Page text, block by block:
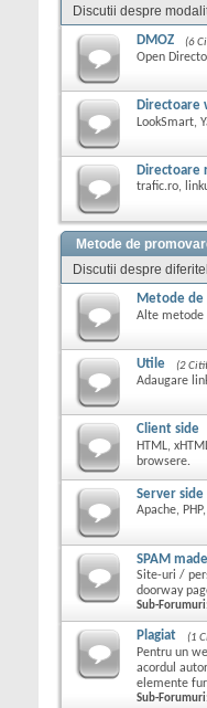
Discutii despre
DMOZ (6
Open
Directoare
LookSmart,
Directoare
trafic.ro,
Metode de
Discutii despre
Metode de
Alte metode
Utile (2
Adaugare
Client side
HTML,
browsere.
Server side
Apache,
SPAM
Site-uri /
doorway
Sub-
Plagiat (1
Pentru un
acordul
elemente
Sub-